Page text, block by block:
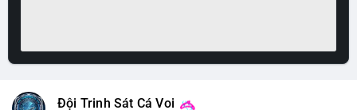
Đội Trinh Sát Cá Voi